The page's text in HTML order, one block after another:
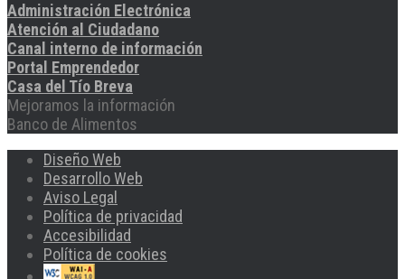
Administración Electrónica
Atención al Ciudadano
Canal interno de información
Portal Emprendedor
Casa del Tío Breva
Mejoramos la información
Banco de Alimentos
Diseño Web
Desarrollo Web
Aviso Legal
Política de privacidad
Accesibilidad
Política de cookies